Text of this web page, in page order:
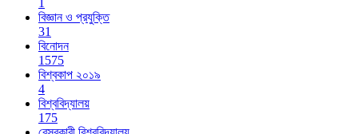
1
বিজ্ঞান ও প্রযুক্তি
31
বিনোদন
1575
বিশ্বকাপ ২০১৯
4
বিশ্ববিদ্যালয়
175